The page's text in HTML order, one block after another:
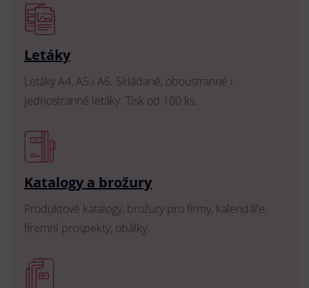
Letáky
Letáky A4, A5 i A6. Skládané, oboustranné i
jednostranné letáky. Tisk od 100 ks.
Katalogy a brožury
Produktové katalogy, brožury pro firmy, kalendáře,
firemní prospekty, obálky.